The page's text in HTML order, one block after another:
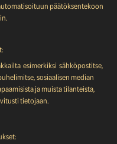
päätöksentekoon
esimerkiksi sähköpostitse,
sosiaalisen median
ja muista tilanteista,
tietojaan.